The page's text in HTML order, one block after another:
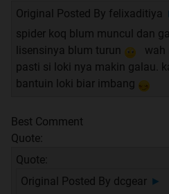
Original Posted By felixaditiya
spider koq blum muncul dan
lisensinya blum turun
wah
pasti si loki nya makin galau.
bantuin loki biar imbang
Best Comment
Quote:
Quote:
Original Posted By dcgear ►